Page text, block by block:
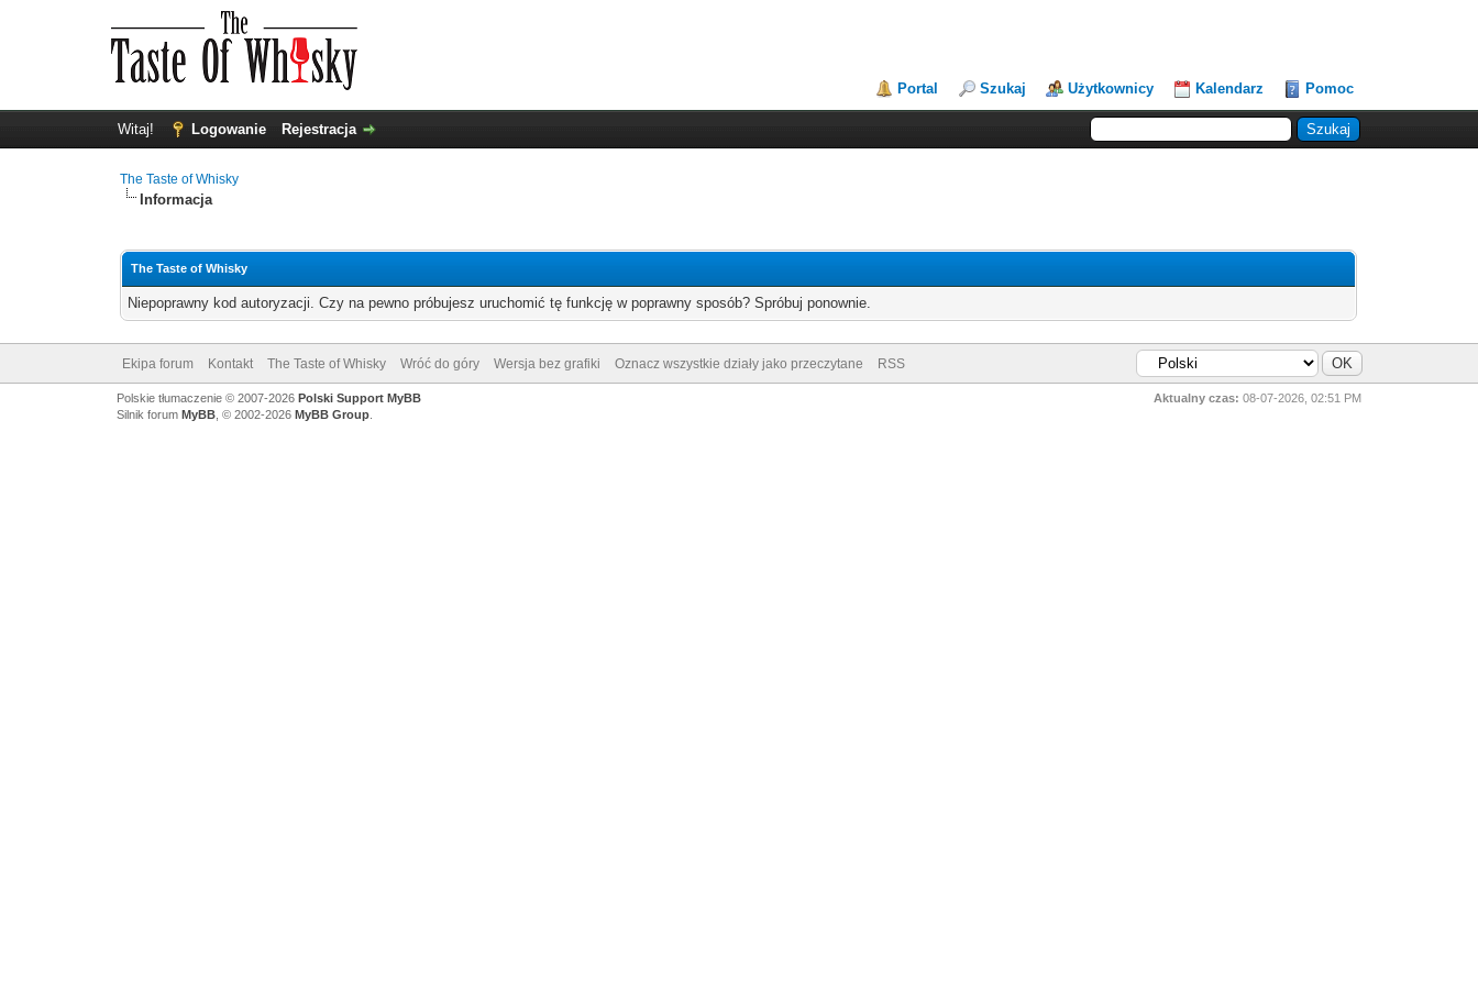
Portal Szukaj Użytkownicy Kalendarz Pomoc
Witaj! Logowanie Rejestracja
The Taste of Whisky
Informacja
The Taste of Whisky
Niepoprawny kod autoryzacji. Czy na pewno próbujesz uruchomić tę funkcję w poprawny sposób? Spróbuj ponownie.
Ekipa forum Kontakt The Taste of Whisky Wróć do góry Wersja bez grafiki Oznacz wszystkie działy jako przeczytane RSS
Aktualny czas: 08-07-2026, 02:51 PM
Polskie tłumaczenie © 2007-2026 Polski Support MyBB
Silnik forum MyBB, © 2002-2026 MyBB Group.